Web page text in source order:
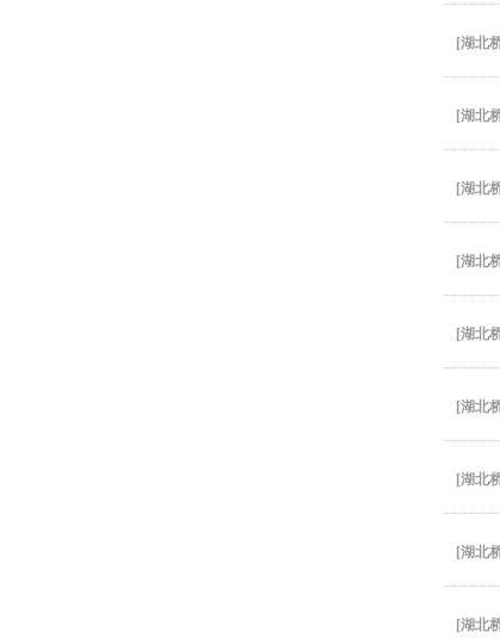
[湖北
[湖北
[湖北
[湖北
[湖北
[湖北
[湖北
[湖北
[湖北